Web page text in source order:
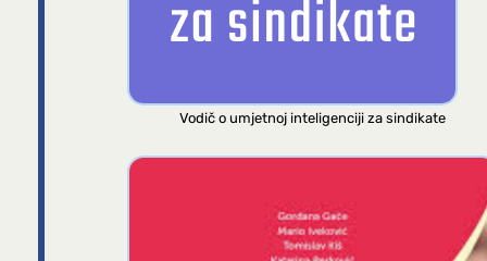
Vodič o umjetnoj inteligenciji za sindikate